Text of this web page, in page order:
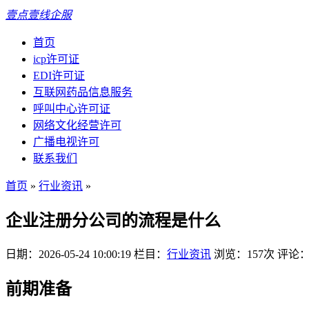
壹点壹线企服
首页
icp许可证
EDI许可证
互联网药品信息服务
呼叫中心许可证
网络文化经营许可
广播电视许可
联系我们
首页 » 行业资讯 »
企业注册分公司的流程是什么
日期：2026-05-24 10:00:19 栏目： 行业资讯 浏览：157次 评论
前期准备